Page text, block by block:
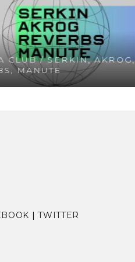
CLUB / SERKIN, AKROG,
MANUTE
|TWITTER